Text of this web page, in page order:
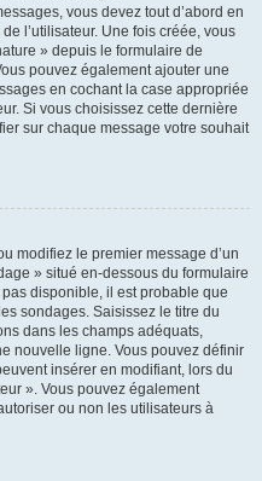
vous devez tout d’abord en
l’utilisateur. Une fois créée, vous
» depuis le formulaire de
pouvez également ajouter une
en cochant la case appropriée
Si vous choisissez cette dernière
sur chaque message votre souhait
modifiez le premier message d’un
» situé en-dessous du formulaire
disponible, il est probable que
sondages. Saisissez le titre du
dans les champs adéquats,
nouvelle ligne. Vous pouvez définir
insérer en modifiant, lors du
». Vous pouvez également
ou non les utilisateurs à